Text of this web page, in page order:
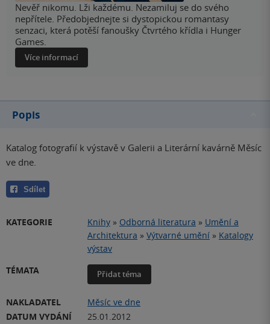
Nevěř nikomu. Lži každému. Nezamiluj se do svého
nepřítele. Předobjednejte si dystopickou romantasy
senzaci, která potěší fanoušky Čtvrtého křídla i Hunger
Games.
Více informací
Popis
Katalog fotografií k výstavě v Galerii a Literární kavárně Měsíc
ve dne.
Sdílet
KATEGORIE Knihy » Odborná literatura » Umění a
Architektura » Výtvarné umění » Katalogy
výstav
TÉMATA
Přidat téma
NAKLADATEL
Měsíc ve dne
DATUM VYDÁNÍ
25.01.2012